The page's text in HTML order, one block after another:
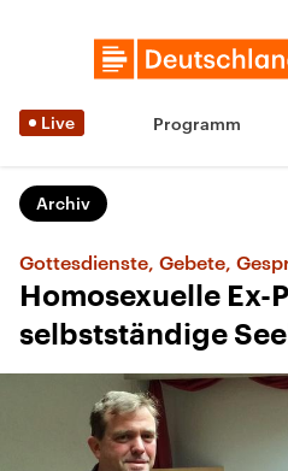
Live Programm
Archiv
Gottesdienste, Gebete,
Homosexuelle Ex-
selbstständige